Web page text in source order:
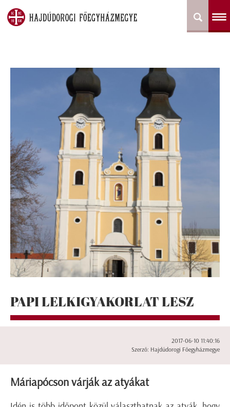
PAPI LELKIGYAKORLAT LESZ
2017-06-10 11:40:16
Szerző: Hajdúdorogi Főegyházmegye
Máriapócson várják az atyákat